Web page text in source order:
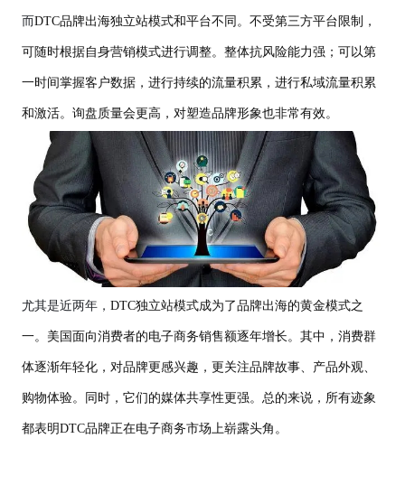
而DTC品牌出海独立站模式和平台不同。不受第三方平台限制，
可随时根据自身营销模式进行调整。整体抗风险能力强；可以第
一时间掌握客户数据，进行持续的流量积累，进行私域流量积累
和激活。询盘质量会更高，对塑造品牌形象也非常有效。
尤其是近两年， DTC独立站模式成为了品牌出海的黄金模式之
一。美国面向消费者的电子商务销售额逐年增长。其中，消费群
体逐渐年轻化，对品牌更感兴趣，更关注品牌故事、产品外观、
购物体验。同时，它们的媒体共享性更强。总的来说，所有迹象
都表明DTC品牌正在电子商务市场上崭露头角。